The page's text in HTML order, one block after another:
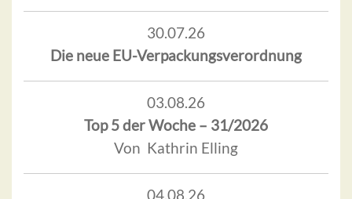
30.07.26
Die neue EU-Verpackungsverordnung
03.08.26
Top 5 der Woche – 31/2026
Von Kathrin Elling
04.08.26